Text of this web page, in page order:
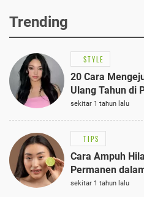
Trending
STYLE
20 Cara
Ulang Tahun di
Anggun dengan
sekitar 1 tahun lalu
TIPS
Cara Ampuh
Permanen
sekitar 1 tahun lalu